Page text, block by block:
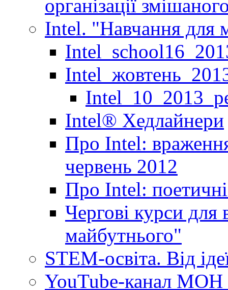
організації
Intel. "Навчання для
Іntel® Хедлайнери
Про Intel:
червень 2012
Про Intel:
Чергові курси
майбутнього"
STEM-освіта. Від
YouTube-канал МОН